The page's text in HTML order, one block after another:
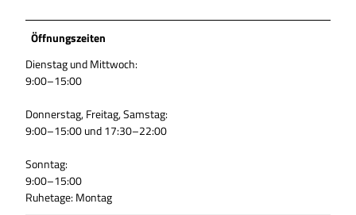
Öffnungszeiten
Dienstag und Mittwoch:
9:00–15:00
Donnerstag, Freitag, Samstag:
9:00–15:00 und 17:30–22:00
Sonntag:
9:00–15:00
Ruhetage: Montag